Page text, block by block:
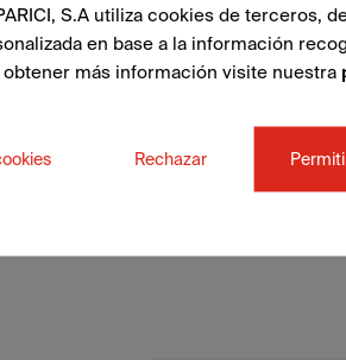
S.A utiliza cookies de terceros,
en base a la información
obtener más información visite nuestra
Rechazar